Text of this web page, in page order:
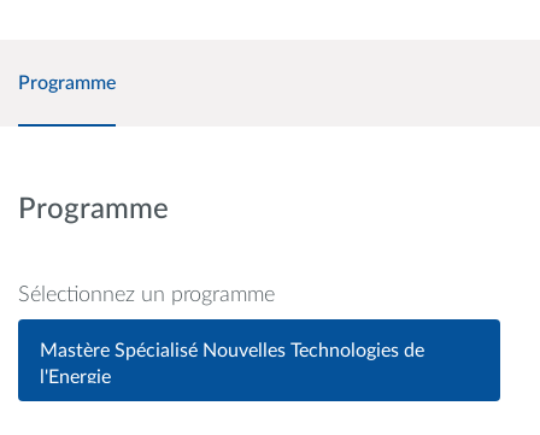
Programme
Programme
Sélectionnez un programme
Mastère Spécialisé Nouvelles Technologies de
l'Energie